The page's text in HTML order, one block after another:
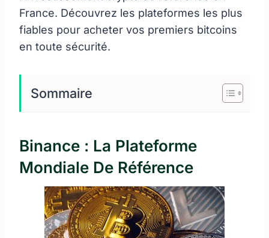
France. Découvrez les plateformes les plus
fiables pour acheter vos premiers bitcoins
en toute sécurité.
Sommaire
Binance : La Plateforme
Mondiale De Référence